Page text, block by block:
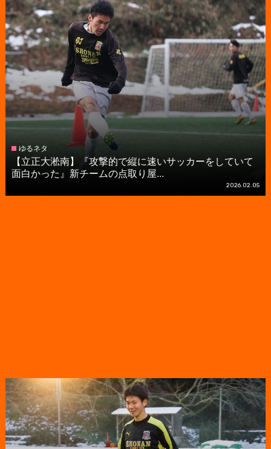
ゆるネタ
【立正大淞南】『攻撃的で縦に速いサッカーをしていて
面白かった』新チームの点取り屋...
2026.02.05